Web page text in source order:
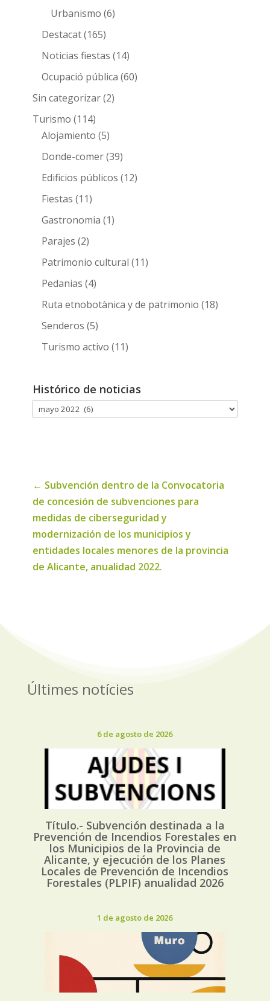
Urbanismo (6)
Destacat(165)
Noticias fiestas (14)
Ocupació pública (60)
Sin categorizar(2)
Turismo (114)
Alojamiento (5)
Donde-comer(39)
Edificios públicos (12)
Fiestas (11)
Gastronomia (1)
Parajes (2)
Patrimonio cultural (11)
Pedanias (4)
Ruta etnobotànica y de patrimonio (18)
Senderos (5)
Turismo activo (11)
Histórico de noticias
Histórico
← Subvención dentro de la Convocatoria
de concesión de subvenciones para
medidas de ciberseguridad y
modernización de los municipios y
entidades locales menores de la provincia
de Alicante, anualidad 2022.
Últimes notícies
6 de agosto de 2026
Título.- Subvención destinada a la
Prevención de Incendios Forestales en
los Municipios de la Provincia de
Alicante, y ejecución de los Planes
Locales de Prevención de Incendios
Forestales (PLPIF) anualidad 2026
1 de agosto de 2026